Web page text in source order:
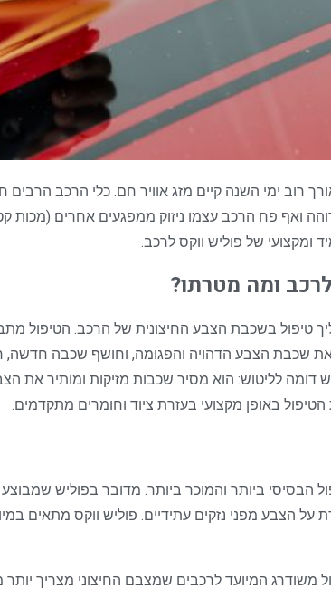
רוב ימי השנה קיים מזג אוויר חם. כלי הרכב
ואף פח הרכב עצמו ניזוק ממפגעים אחרים (מכות
ומקצועי של פוליש ווקס לרכב.
ומה מטרתו?
טיפול בשכבת הצבע החיצונית של הרכב. הטיפול
שכבת הצבע הדהויה והפגומה, וחושף שכבה
דומה לליטוש: הוא מסיר שכבות מזיקות ומותיר את
הטיפול באופן מקצועי בעזרת ציוד וחומרים מתקדמים.
הבסיסי ביותר והמוכר ביותר. מדובר בפוליש
הצבע מפני נזקים עתידיים. פוליש ווקס מתאים
משודרג המיועד לרכבים שמצבם החיצוני מצריך